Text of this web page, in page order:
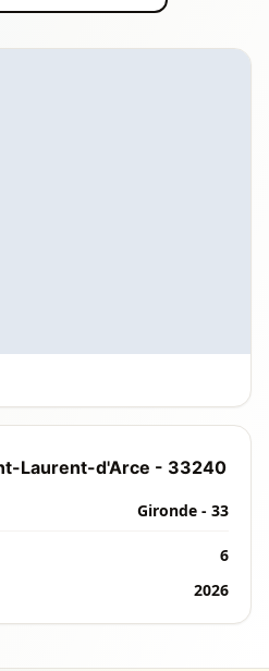
Laurent-d'Arce - 33240
Gironde - 33
6
2026